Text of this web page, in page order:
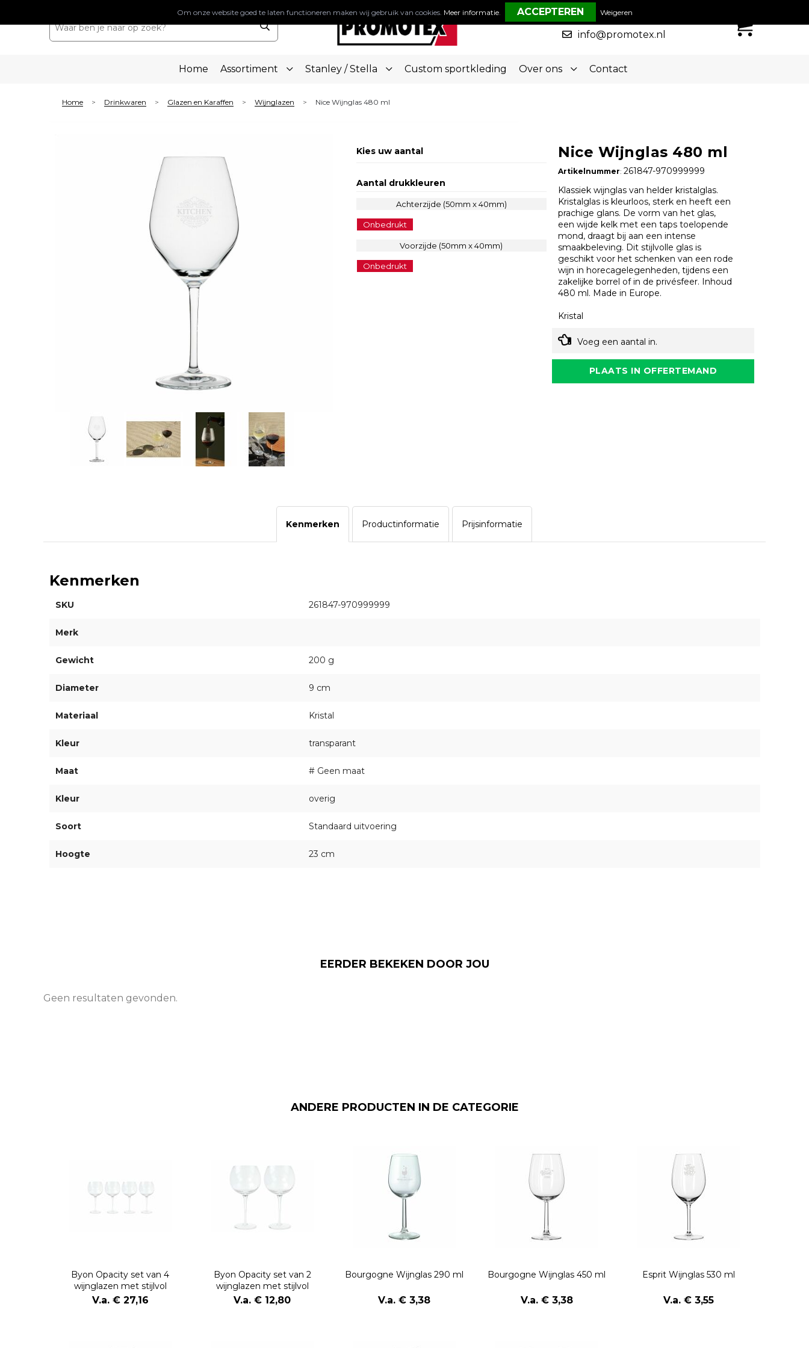
050-5773636
info@promotex.nl
Home Assortiment Stanley / Stella Custom sportkleding Over ons Contact
Home > Drinkwaren > Glazen en Karaffen > Wijnglazen > Nice Wijnglas 480 ml
Kies uw aantal
Aantal drukkleuren
Achterzijde (50mm x 40mm)
Onbedrukt
Voorzijde (50mm x 40mm)
Onbedrukt
Nice Wijnglas 480 ml
Artikelnummer: 261847-970999999
Klassiek wijnglas van helder kristalglas.
Kristalglas is kleurloos, sterk en heeft een
prachige glans. De vorm van het glas,
een wijde kelk met een taps toelopende
mond, draagt bij aan een intense
smaakbeleving. Dit stijlvolle glas is
geschikt voor het schenken van een rode
wijn in horecagelegenheden, tijdens een
zakelijke borrel of in de privésfeer. Inhoud
480 ml. Made in Europe.
Kristal
Voeg een aantal in.
PLAATS IN OFFERTEMAND
Kenmerken Productinformatie Prijsinformatie
Kenmerken
SKU 261847-970999999
Merk
Gewicht 200 g
Diameter 9 cm
Materiaal Kristal
Kleur transparant
Maat # Geen maat
Kleur overig
Soort Standaard uitvoering
Hoogte 23 cm
EERDER BEKEKEN DOOR JOU
Geen resultaten gevonden.
ANDERE PRODUCTEN IN DE CATEGORIE
Byon Opacity set van 4
wijnglazen met stijlvol
glaspatroon 470ml
V.a. € 27,16
Byon Opacity set van 2
wijnglazen met stijlvol
glaspatroon 470ml
V.a. € 12,80
Bourgogne Wijnglas 290 ml
V.a. € 3,38
Bourgogne Wijnglas 450 ml
V.a. € 3,38
Esprit Wijnglas 530 ml
V.a. € 3,55
Om onze website goed te laten functioneren maken wij gebruik van cookies. Meer informatie. Weigeren